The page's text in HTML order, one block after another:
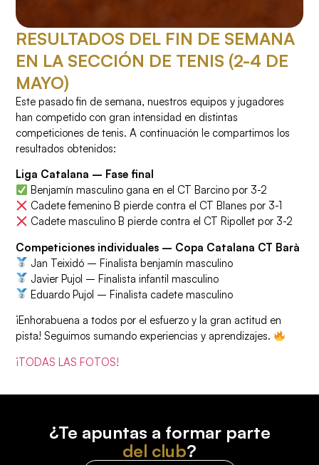
RESULTADOS DEL FIN DE SEMANA
EN LA SECCIÓN DE TENIS (2-4 DE
MAYO)
Este pasado fin de semana, nuestros equipos y jugadores
han competido con gran intensidad en distintas
competiciones de tenis. A continuación le compartimos los
resultados obtenidos:
Liga Catalana – Fase final
Benjamín masculino gana en el CT Barcino por 3-2
Cadete femenino B pierde contra el CT Blanes por 3-1
Cadete masculino B pierde contra el CT Ripollet por 3-2
Competiciones individuales – Copa Catalana CT Barà
Jan Teixidó – Finalista benjamín masculino
Javier Pujol – Finalista infantil masculino
Eduardo Pujol – Finalista cadete masculino
¡Enhorabuena a todos por el esfuerzo y la gran actitud en
pista! Seguimos sumando experiencias y aprendizajes.
¡TODAS LAS FOTOS!
¿Te apuntas a formar parte
del club?